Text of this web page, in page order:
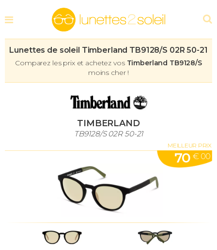
Lunettes de soleil Timberland TB9128/S 02R 50-21
Comparez les prix et achetez vos Timberland TB9128/S
moins cher !
TIMBERLAND
TB9128/S 02R 50-21
MEILLEUR PRIX
70 € 00